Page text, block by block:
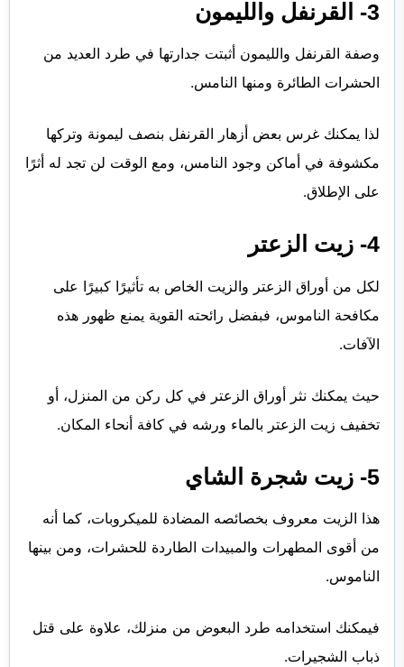
3- القرنفل والليمون
وصفة القرنفل والليمون أثبتت جدارتها في طرد العديد من
الحشرات الطائرة ومنها النامس.
لذا يمكنك غرس بعض أزهار القرنفل بنصف ليمونة وتركها
مكشوفة في أماكن وجود النامس، ومع الوقت لن تجد له أثرًا
على الإطلاق.
4- زيت الزعتر
لكل من أوراق الزعتر والزيت الخاص به تأثيرًا كبيرًا على
مكافحة الناموس، فبفضل رائحته القوية يمنع ظهور هذه
الآفات.
حيث يمكنك نثر أوراق الزعتر في كل ركن من المنزل، أو
تخفيف زيت الزعتر بالماء ورشه في كافة أنحاء المكان.
5- زيت شجرة الشاي
هذا الزيت معروف بخصائصه المضادة للميكروبات، كما أنه
من أقوى المطهرات والمبيدات الطاردة للحشرات، ومن بينها
الناموس.
فيمكنك استخدامه طرد البعوض من منزلك، علاوة على قتل
ذباب الشجيرات.